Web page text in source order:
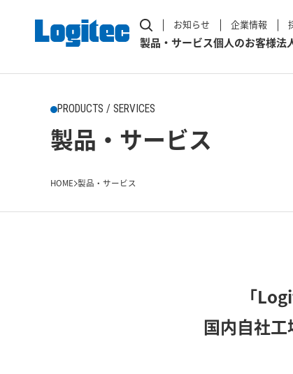
お知らせ 企業情報
製品・サービス個人のお客様法
PRODUCTS / SERVICES
製品・サービス
HOME 製品・サービス
「
国内自社